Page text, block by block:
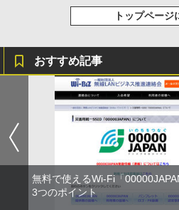
トップページ
おすすめ記事
無料で使えるWi-Fi「
3つのポイント